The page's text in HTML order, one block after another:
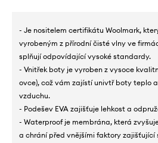
- Je nositelem certifikátu Woolmark,
vyrobeným z přírodní čisté vlny ve
splňují odpovídající vysoké standardy.
- Vnitřek boty je vyroben z vysoce
ovce), což vám zajístí univtř boty teplo
vzduchu.
- Podešev EVA zajišťuje lehkost a
- Waterproof je membrána, která
a chrání před vnějšími faktory zajišťující